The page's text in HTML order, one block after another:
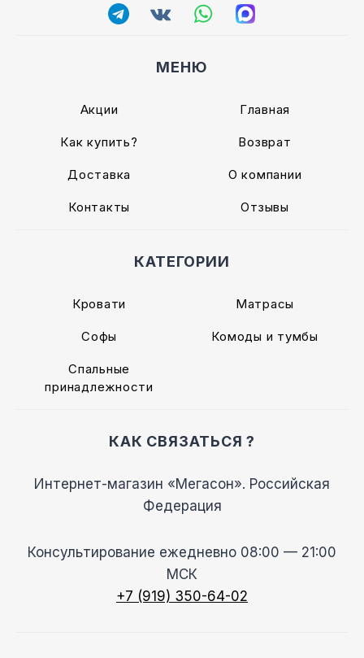
МЕНЮ
Акции Главная
Как купить? Возврат
Доставка О компании
Контакты Отзывы
КАТЕГОРИИ
Кровати Матрасы
Софы Комоды и тумбы
Спальные
принадлежности
КАК СВЯЗАТЬСЯ ?
Интернет-магазин «Мегасон». Российская
Федерация
Консультирование ежедневно 08:00 — 21:00
МСК
+7 (919) 350-64-02